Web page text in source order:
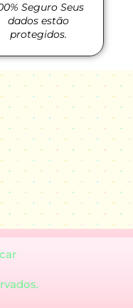
Seguro Seus
dados estão
protegidos.